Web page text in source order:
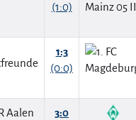
(1:0)
1:3
(0:0)
3:0